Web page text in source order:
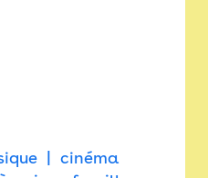
cinéma